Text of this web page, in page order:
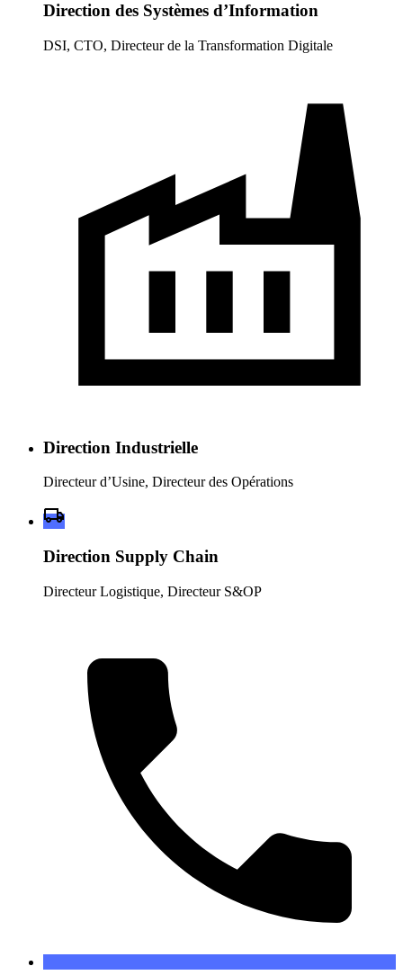
Direction des Systèmes d’Information
DSI, CTO, Directeur de la Transformation Digitale
Direction Industrielle
Directeur d’Usine, Directeur des Opérations
Direction Supply Chain
Directeur Logistique, Directeur S&OP